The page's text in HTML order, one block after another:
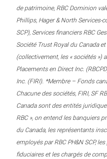
de patrimoine, RBC Dominion
Phillips, Hager & North Services-
SCP), Services financiers RBC
Société Trust Royal du Canada
(collectivement, les « sociétés »)
Placements en Direct Inc.
Inc. (FIRI). *Membre – Fonds
Chacune des sociétés, FIRI, SF
Canada sont des entités
RBC », on entend les banquiers
du Canada, les représentants
employés par RBC PH&N SCP,
fiduciaires et les chargés de